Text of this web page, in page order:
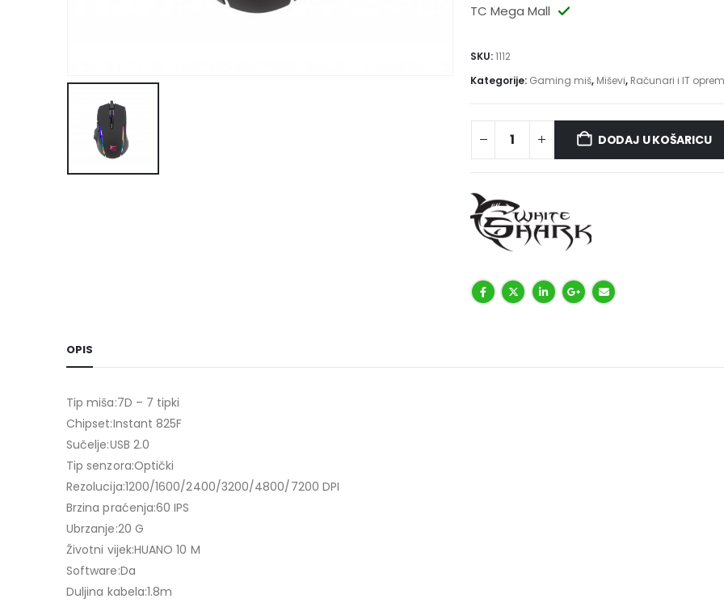
TC Mega Mall
SKU:1112
Kategorije: Gaming miš, Miševi, Računari i IT
DODAJ U KOŠARICU
OPIS
Tip miša:7D – 7 tipki
Chipset:Instant 825F
Sučelje:USB 2.0
Tip senzora:Optički
Rezolucija:1200/1600/2400/3200/4800/7200 DPI
Brzina praćenja:60 IPS
Ubrzanje:20 G
Životni vijek:HUANO 10 M
Software:Da
Duljina kabela:1.8m